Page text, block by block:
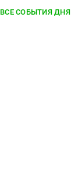
ВСЕ СОБЫТИЯ ДНЯ